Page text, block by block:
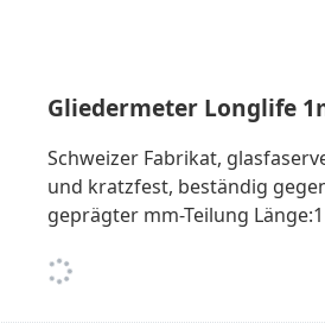
Gliedermeter Longlife
Schweizer Fabrikat,
und kratzfest, beständig
geprägter mm-Teilung